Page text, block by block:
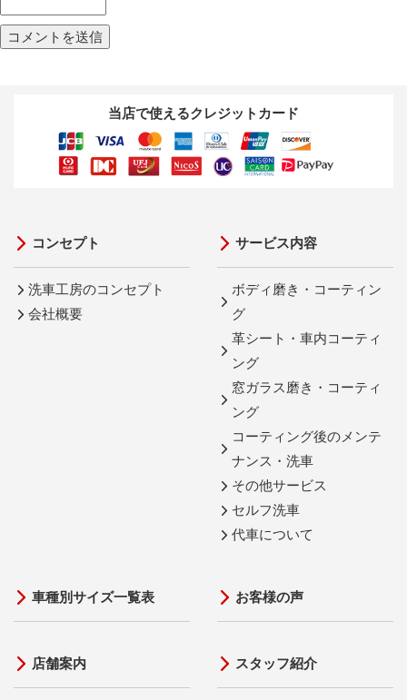
当店で使えるクレジットカード
コンセプト
洗車工房のコンセプト
会社概要
サービス内容
ボディ磨き・コーティン
グ
革シート・車内コーティ
ング
窓ガラス磨き・コーティ
ング
コーティング後のメンテ
ナンス・洗車
その他サービス
セルフ洗車
代車について
車種別サイズ一覧表
店舗案内
お客様の声
スタッフ紹介